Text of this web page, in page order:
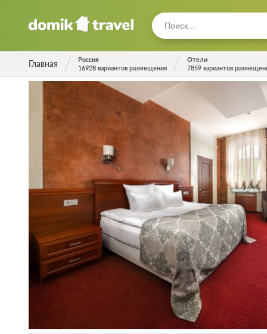
Главная
Россия
16928 вариантов размещения
Отели
7859 вариантов